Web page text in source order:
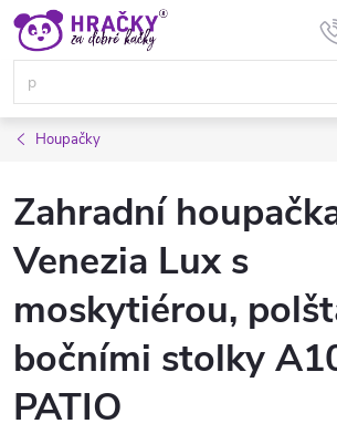
Přejít
obsah
Houpačky
Zahradní
Venezia Lux s
moskytiérou,
bočními stolky
PATIO